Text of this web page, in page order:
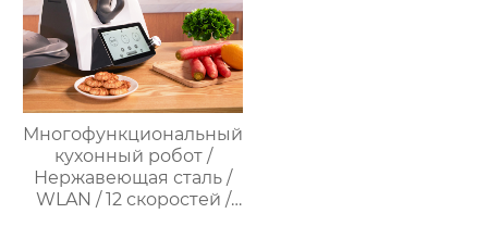
Многофункциональный
кухонный робот /
Нержавеющая сталь /
WLAN / 12 скоростей /